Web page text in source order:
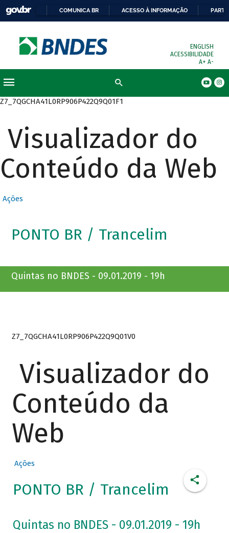
COMUNICA BR ACESSO À INFORMAÇÃO
ENGLISH
ACESSIBILIDADE
A+ A-
Z7_7QGCHA41L0RP906P422Q9Q01F1
Visualizador do
Conteúdo da Web
Ações
PONTO BR / Trancelim
Quintas no BNDES - 09.01.2019 - 19h
Z7_7QGCHA41L0RP906P422Q9Q01V0
Visualizador do
Conteúdo da
Web
Ações
PONTO BR / Trancelim
Quintas no BNDES - 09.01.2019 - 19h